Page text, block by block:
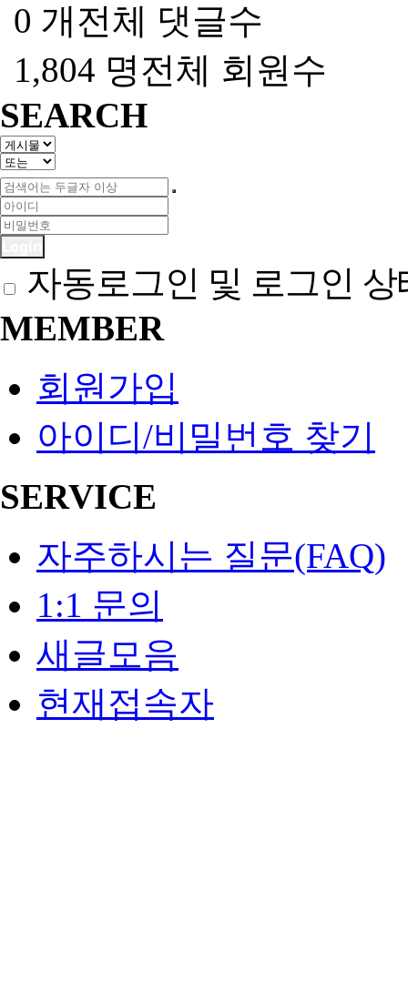
0 개전체 댓글수
1,804 명전체 회원수
SEARCH
자동로그인 및 로그인 상
MEMBER
회원가입
아이디/비밀번호 찾기
SERVICE
자주하시는 질문(FAQ)
1:1 문의
새글모음
현재접속자